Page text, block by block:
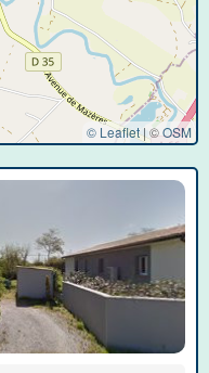
© Leaflet| ©OSM